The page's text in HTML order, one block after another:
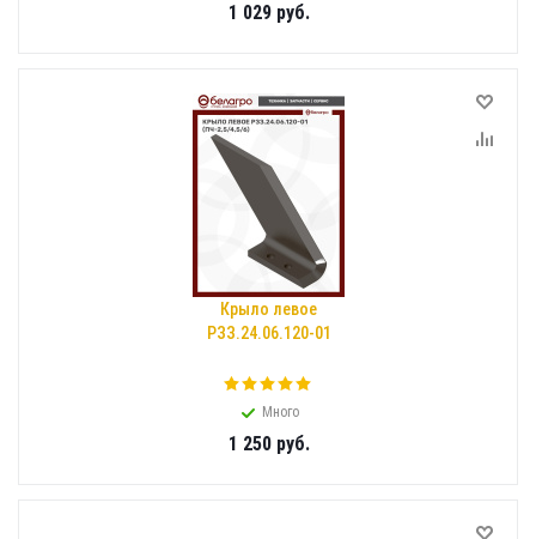
1 029руб.
Крыло левое
РЗЗ.24.06.120-01
Много
1 250руб.